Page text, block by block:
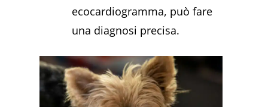
ecocardiogramma, può fare
una diagnosi precisa.